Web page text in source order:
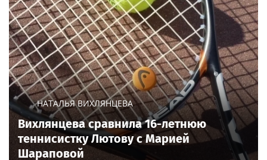
НАТАЛЬЯ ВИХЛЯНЦЕВА
Вихлянцева сравнила 16-летнюю
теннисистку Лютову с Марией
Шараповой